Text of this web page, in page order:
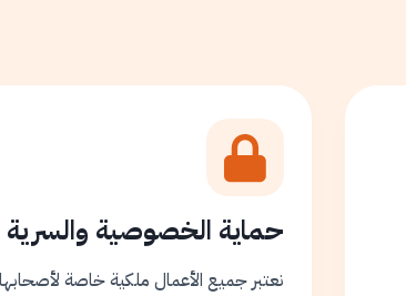
حماية الخصوصية والسرية
نعتبر جميع الأعمال ملكية خاصة